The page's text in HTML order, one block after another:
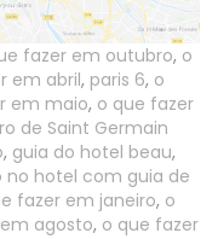
fazer em outubro, o
em abril, paris 6, o
em maio, o que fazer
de Saint Germain
, guia do hotel beau,
no hotel com guia de
fazer em janeiro, o
agosto, o que fazer